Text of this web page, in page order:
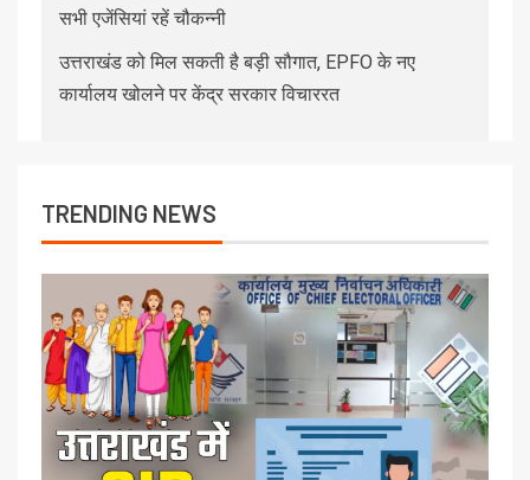
सभी एजेंसियां रहें चौकन्नी
उत्तराखंड को मिल सकती है बड़ी सौगात, EPFO के नए
कार्यालय खोलने पर केंद्र सरकार विचाररत
TRENDING NEWS